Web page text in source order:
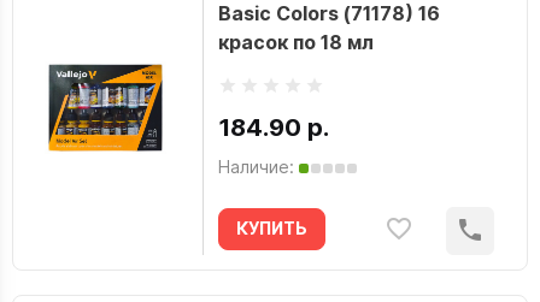
Basic Colors (71178) 16
красок по 18 мл
184.90 р.
Наличие:
КУПИТЬ